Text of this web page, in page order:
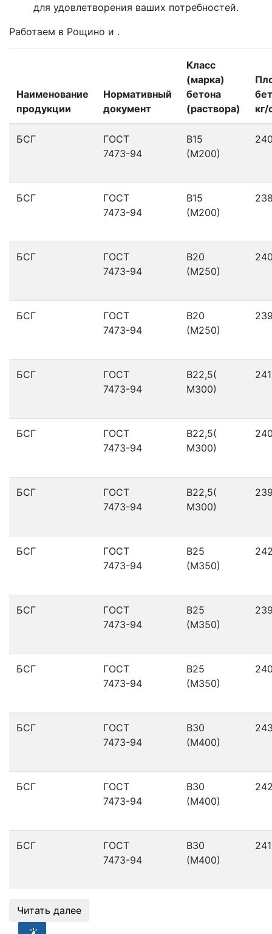
для удовлетворения ваших потребностей.
Работаем в Рощино и .
Наименование
продукции
Нормативный
документ
Класс
(марка)
бетона
(раствора)
кг/
БСГ
ГОСТ
7473-94
В15
(М200)
БСГ
ГОСТ
7473-94
В15
(М200)
БСГ
ГОСТ
7473-94
В20
(М250)
БСГ
ГОСТ
7473-94
В20
(М250)
БСГ
ГОСТ
7473-94
В22,5(
М300)
БСГ
ГОСТ
7473-94
В22,5(
М300)
БСГ
ГОСТ
7473-94
В22,5(
М300)
БСГ
ГОСТ
7473-94
В25
(М350)
БСГ
ГОСТ
7473-94
В25
(М350)
БСГ
ГОСТ
7473-94
В25
(М350)
БСГ
ГОСТ
7473-94
В30
(М400)
БСГ
ГОСТ
7473-94
В30
(М400)
БСГ
ГОСТ
7473-94
В30
(М400)
Читать далее